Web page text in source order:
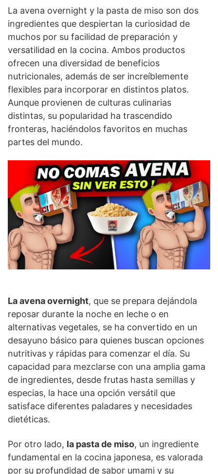
La avena overnight y la pasta de miso son dos
ingredientes que despiertan la curiosidad de
muchos por su facilidad de preparación y
versatilidad en la cocina. Ambos productos
ofrecen una diversidad de beneficios
nutricionales, además de ser increíblemente
flexibles para incorporar en distintos platos.
Aunque provienen de culturas culinarias
distintas, su popularidad ha trascendido
fronteras, haciéndolos favoritos en muchas
partes del mundo.
La avena overnight, que se prepara dejándola
reposar durante la noche en leche o en
alternativas vegetales, se ha convertido en un
desayuno básico para quienes buscan opciones
nutritivas y rápidas para comenzar el día. Su
capacidad para mezclarse con una amplia gama
de ingredientes, desde frutas hasta semillas y
especias, la hace una opción versátil que
satisface diferentes paladares y necesidades
dietéticas.
Por otro lado, la pasta de miso, un ingrediente
fundamental en la cocina japonesa, es valorada
por su profundidad de sabor umami y su